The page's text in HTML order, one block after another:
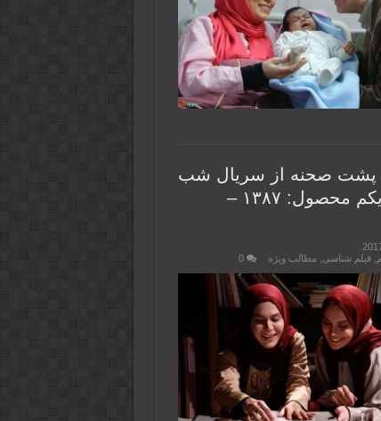
پشت صحنه از سریال شب
هزار و یکم محصول: ۱۳۸۷ –
فیلم شناسی مطالب ویژه 0